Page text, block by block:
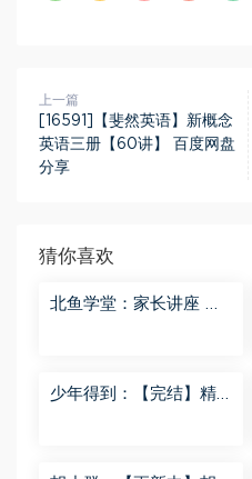
上一篇
[16591]【斐然英语】新概念
英语三册【60讲】 百度网盘
分享
猜你喜欢
北鱼学堂：家长讲座 百
少年得到：【完结】精